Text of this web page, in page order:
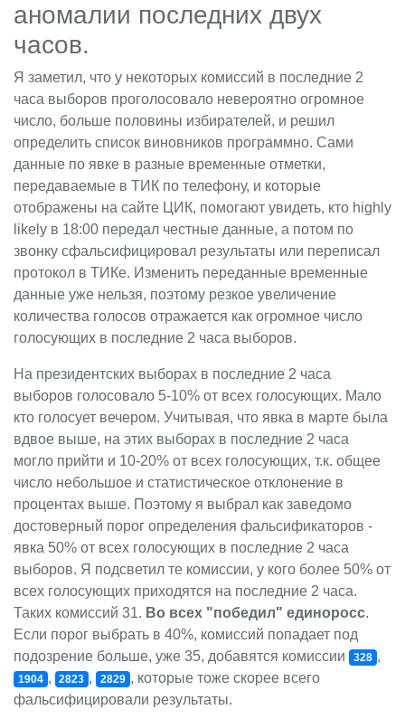
аномалии последних двух
часов.
Я заметил, что у некоторых комиссий в последние 2
часа выборов проголосовало невероятно огромное
число, больше половины избирателей, и решил
определить список виновников программно. Сами
данные по явке в разные временные отметки,
передаваемые в ТИК по телефону, и которые
отображены на сайте ЦИК, помогают увидеть, кто highly
likely в 18:00 передал честные данные, а потом по
звонку сфальсифицировал результаты или переписал
протокол в ТИКе. Изменить переданные временные
данные уже нельзя, поэтому резкое увеличение
количества голосов отражается как огромное число
голосующих в последние 2 часа выборов.
На президентских выборах в последние 2 часа
выборов голосовало 5-10% от всех голосующих. Мало
кто голосует вечером. Учитывая, что явка в марте была
вдвое выше, на этих выборах в последние 2 часа
могло прийти и 10-20% от всех голосующих, т.к. общее
число небольшое и статистическое отклонение в
процентах выше. Поэтому я выбрал как заведомо
достоверный порог определения фальсификаторов -
явка 50% от всех голосующих в последние 2 часа
выборов. Я подсветил те комиссии, у кого более 50% от
всех голосующих приходятся на последние 2 часа.
Таких комиссий 31. Во всех "победил" единоросс.
Если порог выбрать в 40%, комиссий попадает под
подозрение больше, уже 35, добавятся комиссии
328 ,
1904 , 2823 , 2829 , которые тоже скорее всего
фальсифицировали результаты.